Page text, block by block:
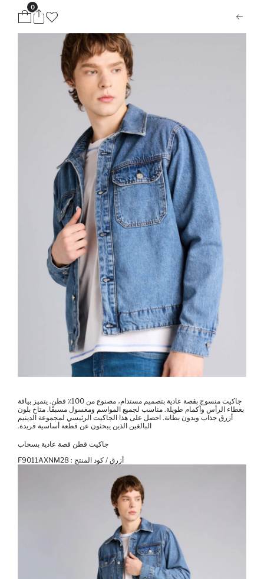
0
جاكيت منسوج بقصة عادية بتصميم مستدام، مصنوع من 100٪ قطن. يتميز بياقة
بغطاء الرأس وأكمام طويلة. مناسب لجميع المواسم ومغسول مسبقًا. متاح بلون
أزرق جذاب وبدون بطانة. احصل على هذا الجاكيت الرئيسي لمجموعة الدينيم
البالغين الذين يبحثون عن قطعة أساسية فريدة.
جاكيت قطن قصة عادية بسحاب
أزرق / كود المنتج : F9011AXNM28